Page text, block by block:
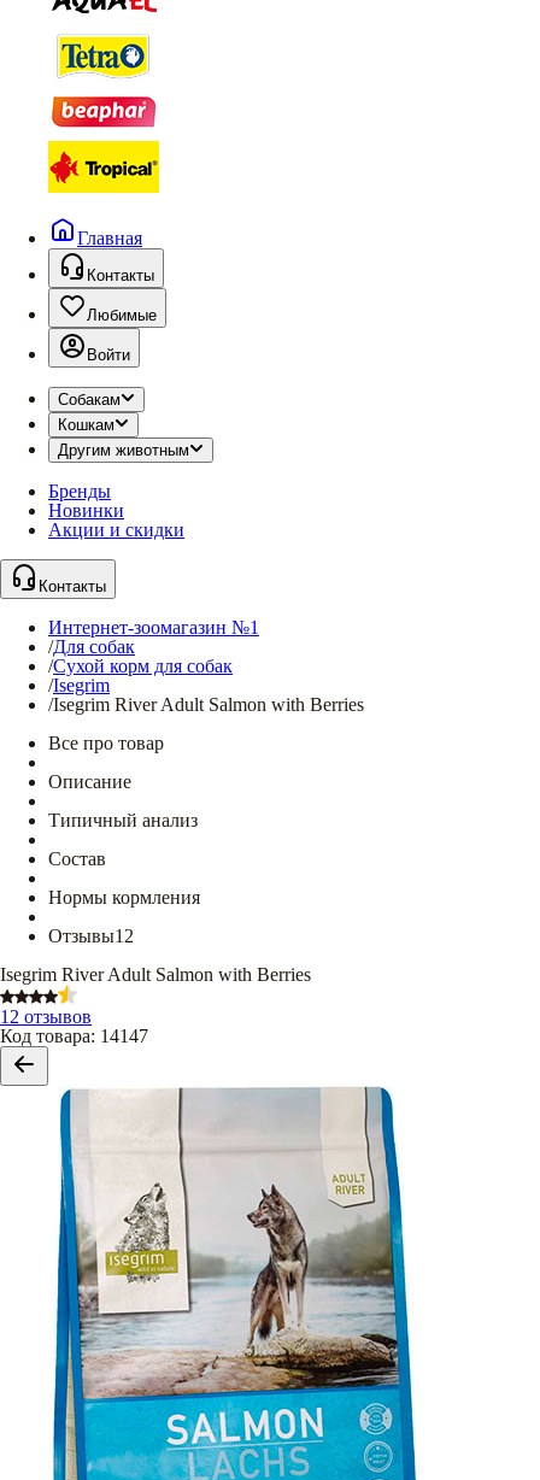
Главная
Контакты
Любимые
Войти
Собакам
Кошкам
Другим животным
Бренды
Новинки
Акции и скидки
Контакты
Интернет-зоомагазин №1
/Для собак
/Сухой корм для собак
/Isegrim
/Isegrim River Adult Salmon with Berries
Все про товар
Описание
Типичный анализ
Состав
Нормы кормления
Отзывы12
Isegrim River Adult Salmon with Berries
12 отзывов
Код товара: 14147